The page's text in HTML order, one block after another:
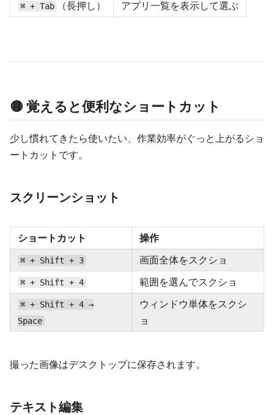
⌘ + Tab （長押し） アプリ一覧を表示して選ぶ
🟡 覚えると便利なショートカット
少し慣れてきたら使いたい、作業効率がぐっと上がるショ
ートカットです。
スクリーンショット
ショートカット 操作
⌘ + Shift + 3 画面全体をスクショ
⌘ + Shift + 4 範囲を選んでスクショ
⌘ + Shift + 4 →
Space
ウィンドウ単体をスクシ
ョ
撮った画像はデスクトップに保存されます。
テキスト編集